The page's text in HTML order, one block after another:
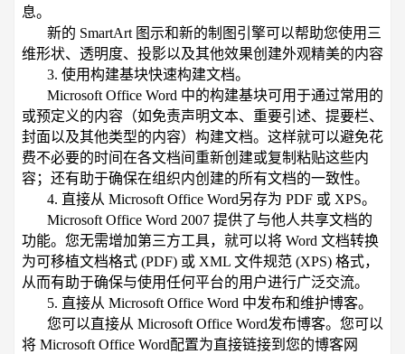
息。
新的 SmartArt 图示和新的制图引擎可以帮助您使用三
维形状、透明度、投影以及其他效果创建外观精美的内容
3. 使用构建基块快速构建文档。
Microsoft Office Word 中的构建基块可用于通过常用的
或预定义的内容（如免责声明文本、重要引述、提要栏、
封面以及其他类型的内容）构建文档。这样就可以避免花
费不必要的时间在各文档间重新创建或复制粘贴这些内
容；还有助于确保在组织内创建的所有文档的一致性。
4. 直接从 Microsoft Office Word另存为 PDF 或 XPS。
Microsoft Office Word 2007 提供了与他人共享文档的
功能。您无需增加第三方工具，就可以将 Word 文档转换
为可移植文档格式 (PDF) 或 XML 文件规范 (XPS) 格式，
从而有助于确保与使用任何平台的用户进行广泛交流。
5. 直接从 Microsoft Office Word 中发布和维护博客。
您可以直接从 Microsoft Office Word发布博客。您可以
将 Microsoft Office Word配置为直接链接到您的博客网